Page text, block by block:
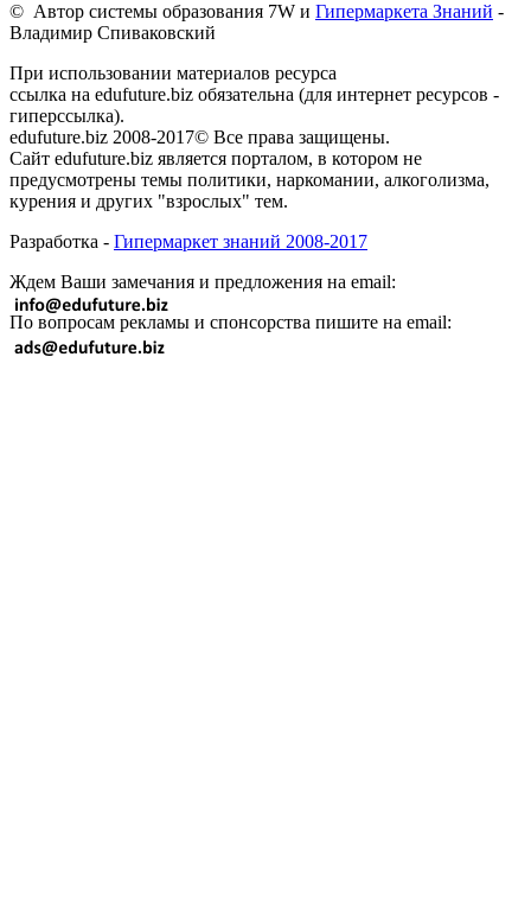
© Автор системы образования 7W и Гипермаркета Знаний -
Владимир Спиваковский
При использовании материалов ресурса
ссылка на edufuture.biz обязательна (для интернет ресурсов -
гиперссылка).
edufuture.biz 2008-2017© Все права защищены.
Сайт edufuture.biz является порталом, в котором не
предусмотрены темы политики, наркомании, алкоголизма,
курения и других "взрослых" тем.
Разработка - Гипермаркет знаний 2008-2017
Ждем Ваши замечания и предложения на email:
По вопросам рекламы и спонсорства пишите на email: